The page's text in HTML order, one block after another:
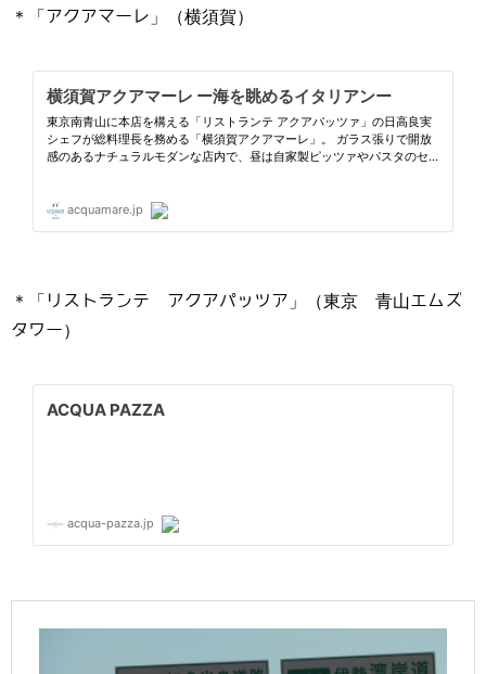
＊「アクアマーレ」（横須賀）
＊「リストランテ アクアパッツア」（東京 青山エムズ
タワー）